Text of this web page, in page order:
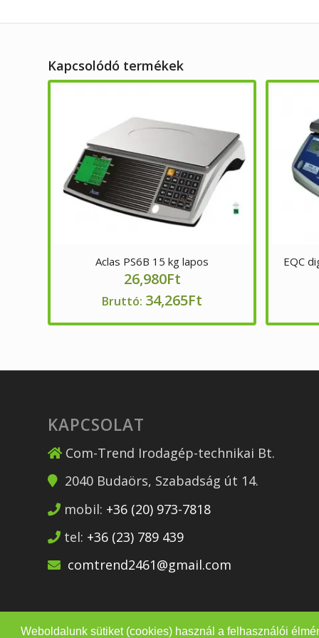
Weboldalunk sütiket (cookies) használ a felhasználói
Kapcsolódó termékek
Aclas PS6B 15 kg lapos
26,980Ft
Bruttó: 34,265Ft
EQC
KAPCSOLAT
Com-Trend Irodagép-technikai Bt.
2040 Budaörs, Szabadság út 14.
mobil: +36 (20) 973-7818
tel: +36 (23) 789 439
comtrend2461@gmail.com